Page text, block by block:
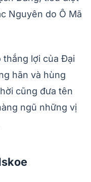
Nguyên do Ô Mã
thắng lợi của Đại
hãn và hùng
cũng đưa tên
ngũ những vị